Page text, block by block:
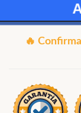
🔥